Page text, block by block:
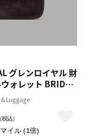
グレンロイヤル 財
ォレット BRIDLE
ブライ
レクション
WALLET オーガナ
ット 旅行 メンズ
Luggage
（税込）
イル (1倍)